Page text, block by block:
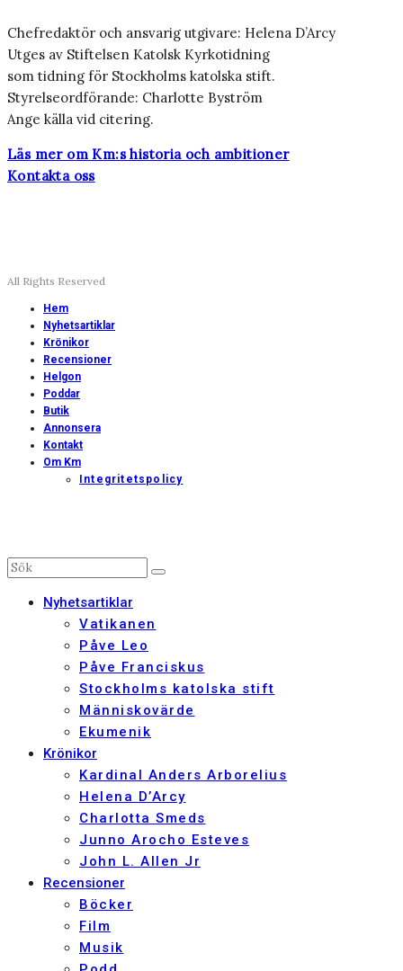
Chefredaktör och ansvarig utgivare: Helena D’Arcy
Utges av Stiftelsen Katolsk Kyrkotidning
som tidning för Stockholms katolska stift.
Styrelseordförande: Charlotte Byström
Ange källa vid citering.
Läs mer om Km:s historia och ambitioner
Kontakta oss
All Rights Reserved
Hem
Nyhetsartiklar
Krönikor
Recensioner
Helgon
Poddar
Butik
Annonsera
Kontakt
Om Km
Integritetspolicy
Nyhetsartiklar
Vatikanen
Påve Leo
Påve Franciskus
Stockholms katolska stift
Människovärde
Ekumenik
Krönikor
Kardinal Anders Arborelius
Helena D’Arcy
Charlotta Smeds
Junno Arocho Esteves
John L. Allen Jr
Recensioner
Böcker
Film
Musik